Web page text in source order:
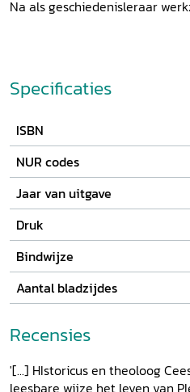
Na als geschiedenisleraar
hij in 1985 predikant in de
Protestantse) Kerk,
Steenwijkerwold en Meppel.
Specificaties
ISBN
NUR codes
Jaar van uitgave
Druk
Bindwijze
Aantal bladzijdes
Recensies
'[...] HIstoricus en theoloog